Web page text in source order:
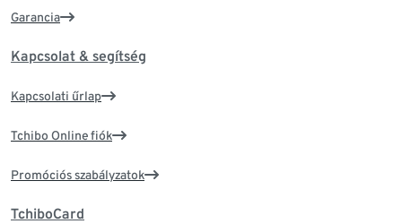
Garancia
Kapcsolat & segítség
Kapcsolati űrlap
Tchibo Online fiók
Promóciós szabályzatok
TchiboCard